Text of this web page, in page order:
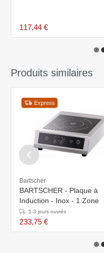
117,44 €
Produits similaires
Express
Bartscher
BARTSCHER - Plaque à
Induction - Inox - 1 Zone
1-3 jours ouvrés
233,75 €